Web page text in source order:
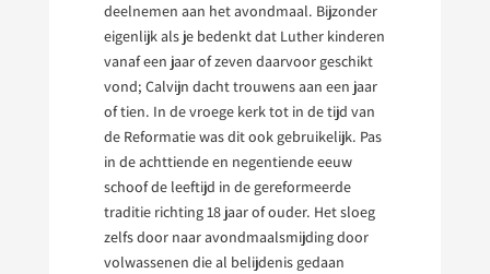
deelnemen aan het avondmaal. Bijzonder
eigenlijk als je bedenkt dat Luther kinderen
vanaf een jaar of zeven daarvoor geschikt
vond; Calvijn dacht trouwens aan een jaar
of tien. In de vroege kerk tot in de tijd van
de Reformatie was dit ook gebruikelijk. Pas
in de achttiende en negentiende eeuw
schoof de leeftijd in de gereformeerde
traditie richting 18 jaar of ouder. Het sloeg
zelfs door naar avondmaalsmijding door
volwassenen die al belijdenis gedaan